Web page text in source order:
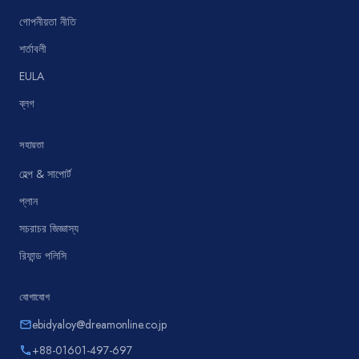
গোপনীয়তা নীতি
শর্তাবলী
EULA
ব্লগ
সহায়তা
হেল্প & সাপোর্ট
প্লান
সচরাচর জিজ্ঞাস্য
রিফান্ড পলিসি
যোগাযোগ
emailebidyaloy@dreamonline.co.jp
phone+88-01601-497-697